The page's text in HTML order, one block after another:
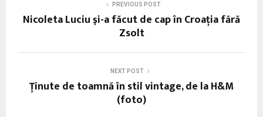
PREVIOUS POST
Nicoleta Luciu şi-a făcut de cap în Croaţia fără
Zsolt
NEXT POST
Ținute de toamnă în stil vintage, de la H&M
(foto)